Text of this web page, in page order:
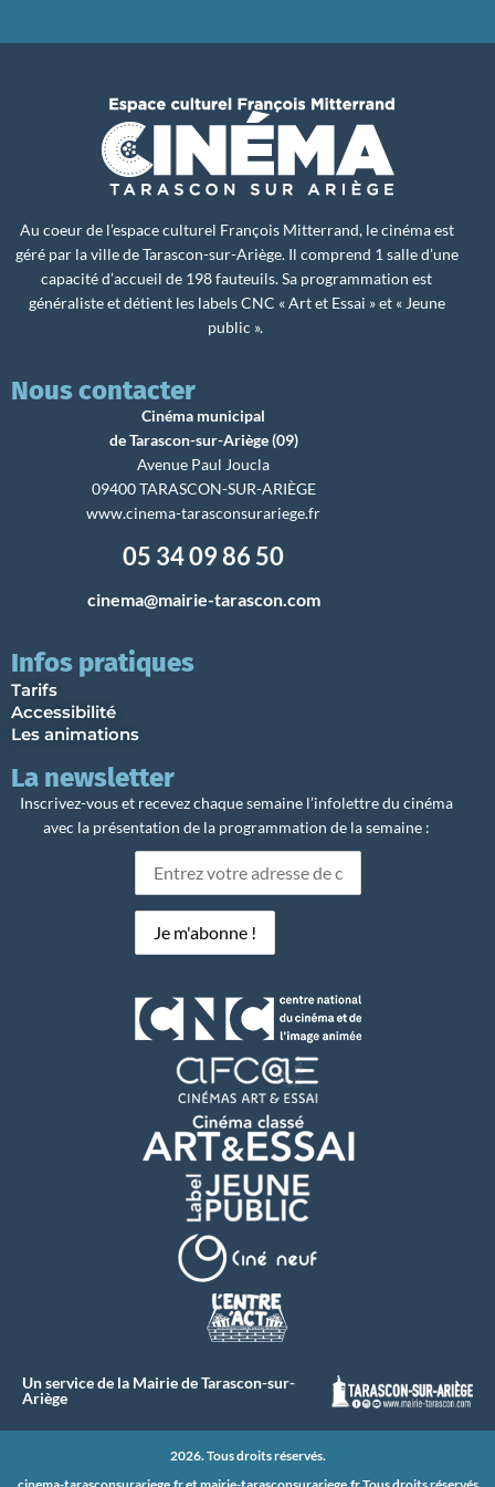
Au coeur de l’espace culturel François Mitterrand, le cinéma est
géré par la ville de Tarascon-sur-Ariège. Il comprend 1 salle d’une
capacité d’accueil de 198 fauteuils. Sa programmation est
généraliste et détient les labels CNC « Art et Essai » et « Jeune
public ».
Nous contacter
Cinéma municipal
de Tarascon-sur-Ariège (09)
Avenue Paul Joucla
09400 TARASCON-SUR-ARIÈGE
www.cinema-tarasconsurariege.fr
05 34 09 86 50
cinema@mairie-tarascon.com
Infos pratiques
Tarifs
Accessibilité
Les animations
La newsletter
Inscrivez-vous et recevez chaque semaine l’infolettre du cinéma
avec la présentation de la programmation de la semaine :
Un service de la Mairie de Tarascon-sur-
Ariège
2026. Tous droits réservés.